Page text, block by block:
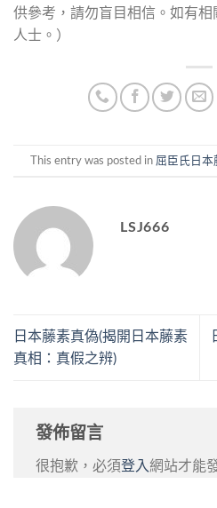
供參考，請勿盲目相信。如有
人士。）
This entry was posted in 屈臣氏日本
LSJ666
日本藤素真偽(揭開日本藤素
真相：真假之辨)
發佈留言
很抱歉，必須登入網站才能